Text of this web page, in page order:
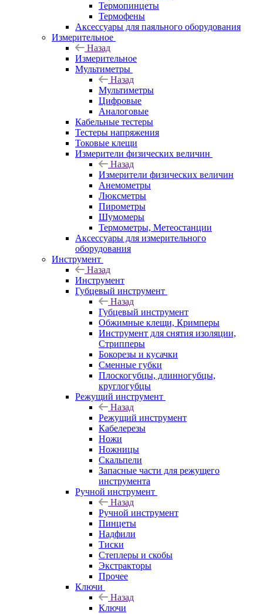
Термопинцеты
Термофены
Аксессуары для паяльного оборудования
Измерительное
Назад
Измерительное
Мультиметры
Назад
Мультиметры
Цифровые
Аналоговые
Кабельные тестеры
Тестеры напряжения
Токовые клещи
Измерители физических величин
Назад
Измерители физических величин
Анемометры
Люксметры
Пирометры
Шумомеры
Термометры, Метеостанции
Аксессуары для измерительного
оборудования
Инструмент
Назад
Инструмент
Губцевый инструмент
Назад
Губцевый инструмент
Обжимные клещи, Кримперы
Инструмент для снятия изоляции,
Стрипперы
Бокорезы и кусачки
Сменные губки
Плоскогубцы, длинногубцы,
круглогубцы
Режущий инструмент
Назад
Режущий инструмент
Кабелерезы
Ножи
Ножницы
Скальпели
Запасные части для режущего
инструмента
Ручной инструмент
Назад
Ручной инструмент
Пинцеты
Надфили
Тиски
Степлеры и скобы
Экстракторы
Прочее
Ключи
Назад
Ключи